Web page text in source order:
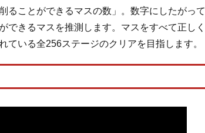
ることができるマスの数」。数字にしたがって
できるマスを推測します。マスをすべて正しく
いる全256ステージのクリアを目指します。